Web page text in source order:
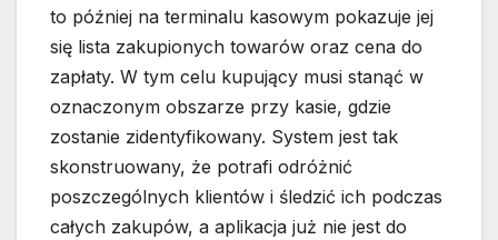
to później na terminalu kasowym pokazuje jej
się lista zakupionych towarów oraz cena do
zapłaty. W tym celu kupujący musi stanąć w
oznaczonym obszarze przy kasie, gdzie
zostanie zidentyfikowany. System jest tak
skonstruowany, że potrafi odróżnić
poszczególnych klientów i śledzić ich podczas
całych zakupów, a aplikacja już nie jest do